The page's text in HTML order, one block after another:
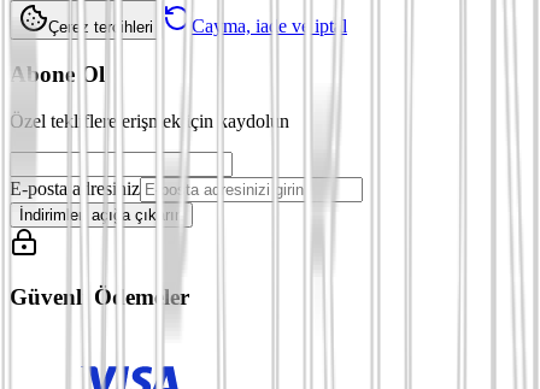
Çerez tercihleri Cayma, iade ve iptal
Abone Ol
Özel tekliflere erişmek için kaydolun
E-posta adresiniz
İndirimleri açığa çıkarın
Güvenli Ödemeler